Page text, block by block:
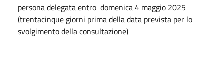
persona delegata entro domenica 4 maggio 2025
(trentacinque giorni prima della data prevista per lo
svolgimento della consultazione)